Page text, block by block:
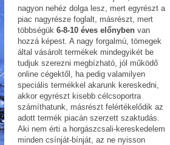
nagyon nehéz dolga lesz, mert egyrészt a
piac nagyrésze foglalt, másrészt, mert
többségük 6-8-10 éves előnyben van
hozzá képest. A nagy forgalmú, tömegek
által vásárolt termékek mindegyikét be
tudjuk szerezni megbízható, jól működő
online cégektől, ha pedig valamilyen
speciális termékkel akarunk kereskedni,
akkor egyrészt kisebb célcsoportra
számíthatunk, másrészt felértékelődik az
adott termék piacán szerzett szaktudás.
Aki nem érti a horgászcsali-kereskedelem
minden csínját-bínját, az ne nyisson